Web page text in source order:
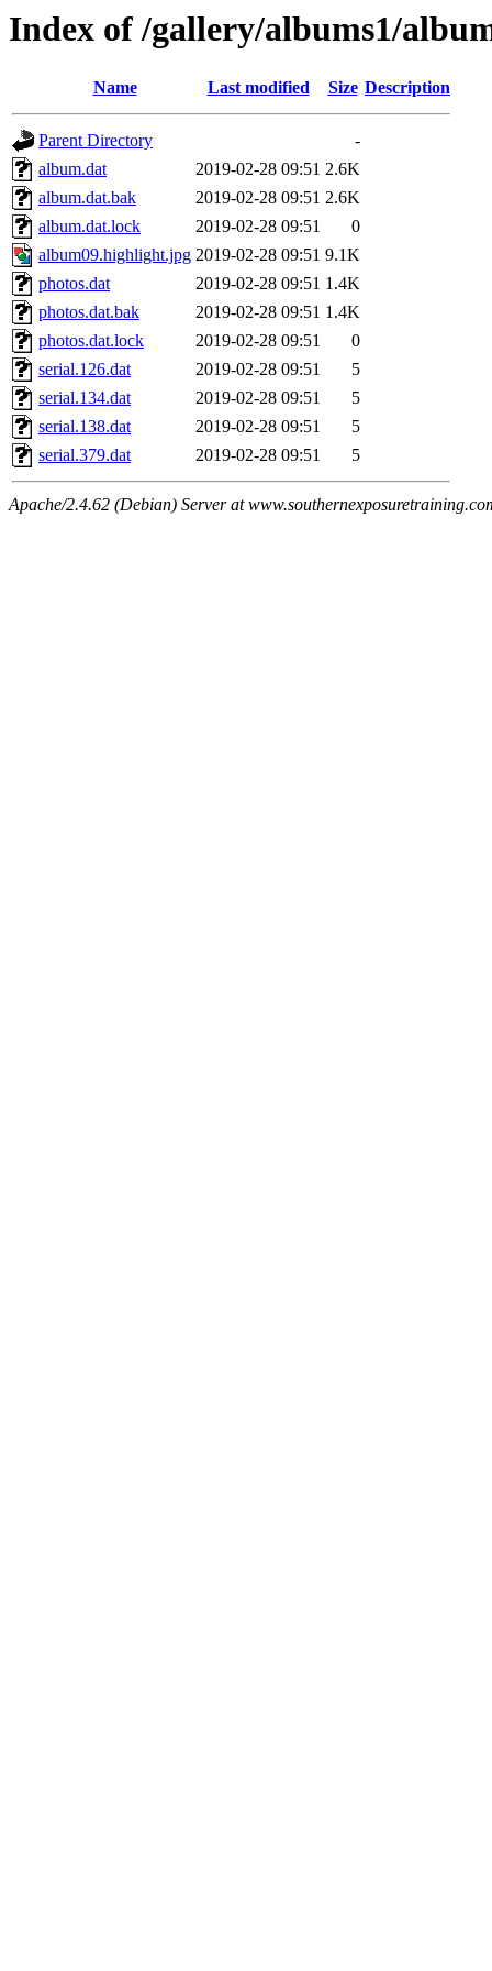
Index of /gallery/albums1/
Name Last modified Size Description
Parent Directory
-
album.dat
2019-02-28 09:51 2.6K
album.dat.bak
2019-02-28 09:51 2.6K
album.dat.lock
2019-02-28 09:51
0
album09.highlight.jpg 2019-02-28 09:51 9.1K
photos.dat
2019-02-28 09:51 1.4K
photos.dat.bak
2019-02-28 09:51 1.4K
photos.dat.lock
2019-02-28 09:51
0
serial.126.dat
2019-02-28 09:51
5
serial.134.dat
2019-02-28 09:51
5
serial.138.dat
2019-02-28 09:51
5
serial.379.dat
2019-02-28 09:51 5
Apache/2.4.62 (Debian) Server at